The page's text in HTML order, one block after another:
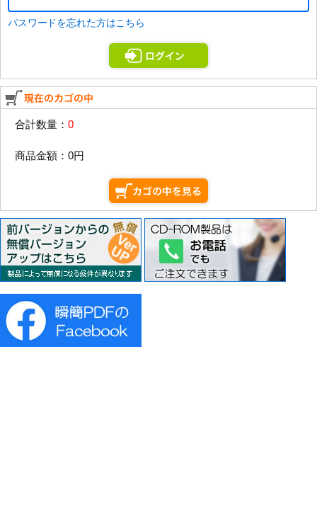
一部のメールソフトの設定により「ダウンロードURLをダブルクリ
このような場合は、お手数ではございますがメールソフトでURLの
クリックを許可する設定をするかダウンロードURLをコピーし、イ
ンターネットブラウザ(インターネットを見るソフト)のアドレス欄
に直接貼り付けてアクセスいただくことで、正常にファイルを取得
することができます。
2025年02月07日
【重要】 EMV 3-Dセキュア導入に伴う、クレジットカード
決済代行サービスの変更のお知らせ
2025年02月06日
ベクターの「第43回Vectorプロレジ大賞 PDF特別賞受賞
『瞬簡PDF 書けまっせ 2024』が、
ベクターの「第43回Vectorプロレジ大賞」でPDF特別賞を受賞しま
した!
2024年12月19日
デスクトップ製品(『瞬簡PDF』ファミリーのみ)
パスワードを忘れた方はこちら
合計数量： 0
商品金額： 0円